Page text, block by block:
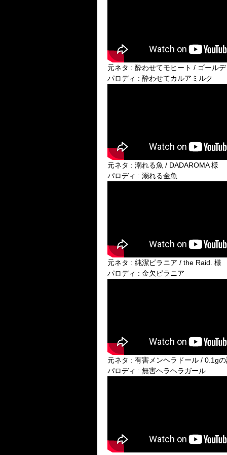
元ネタ : 酔わせてモヒート / ゴール
パロディ : 酔わせてカルアミルク
元ネタ : 溺れる魚 / DADAROMA 様
パロディ : 溺れる金魚
元ネタ : 純潔ピラニア / the Raid. 様
パロディ : 金欠ピラニア
元ネタ : 有害メンヘラドール / 0.1g
パロディ : 無害ヘラヘラガール